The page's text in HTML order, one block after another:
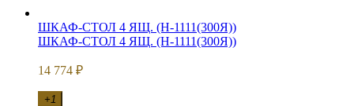
ШКАФ-СТОЛ 4 ЯЩ. (Н-1111(300Я))
ШКАФ-СТОЛ 4 ЯЩ. (Н-1111(300Я))
14 774 ₽
+1